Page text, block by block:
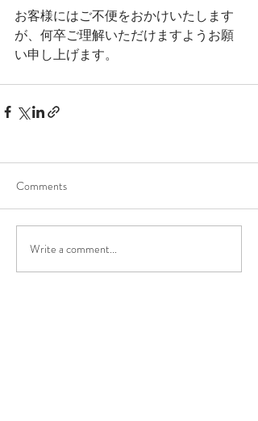
お客様にはご不便をおかけいたします
が、何卒ご理解いただけますようお願
い申し上げます。
Comments
Write a comment...